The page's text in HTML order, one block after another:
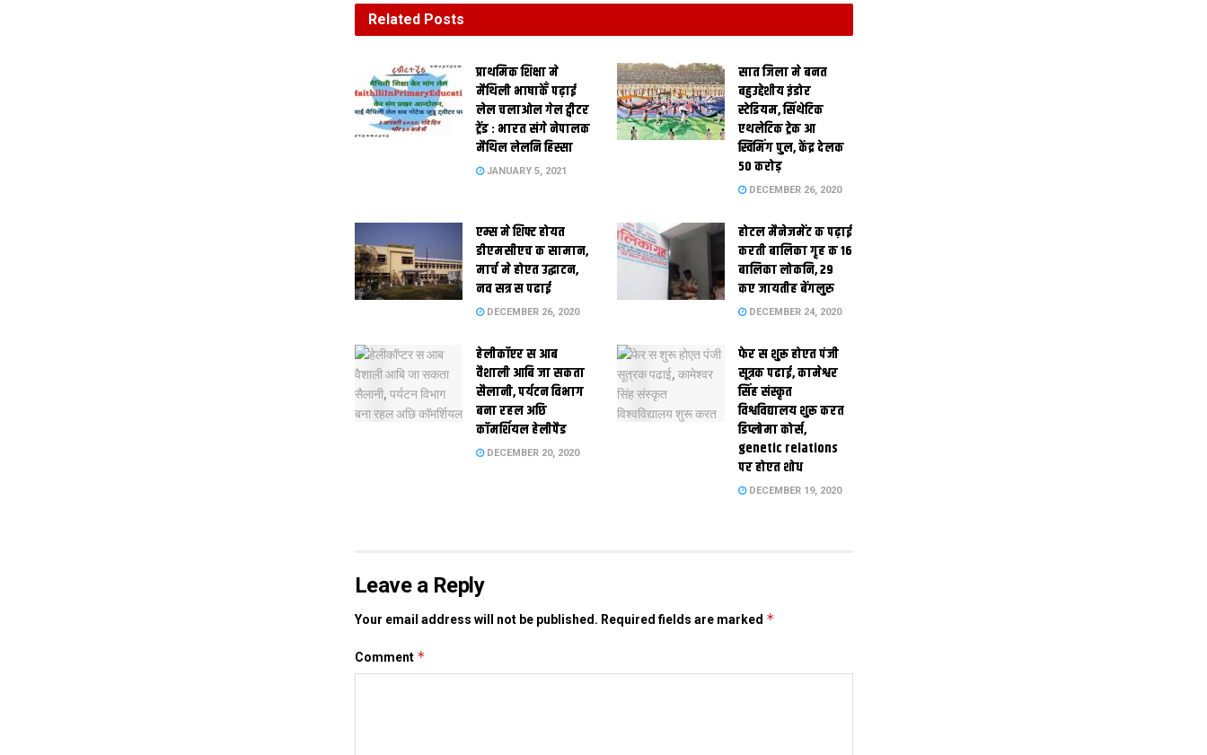
Related Posts
प्राथमिक शि‍क्षा मे
मैथि‍ली भाषाकेँ पढ़ाई
लेल चलाओल गेल ट्वीटर
ट्रेंड : भारत संगे नेपालक
मैथिल लेलनि हिस्सा
JANUARY 5, 2021
सात जिला मे बनत
बहुउद्देशीय इंडोर
स्‍टेडि‍यम, सिंथेटिक
एथलेटिक ट्रेक आ
स्विमिंग पुल, केंद्र देलक
50 करोड़
DECEMBER 26, 2020
एम्स मे शिफ्ट होयत
डीएमसीएच क सामान,
मार्च मे होएत उद्घाटन,
नव सत्र स पढाई
DECEMBER 26, 2020
होटल मैनेजमेंट क पढ़ाई
करती बालिका गृह क 16
बालिका लोकनि, 29
कए जायतीह बेंगलुरु
DECEMBER 24, 2020
हेलीकॉप्टर स आब
वैशाली आबि जा सकता
सैलानी, पर्यटन विभाग
बना रहल अछि
कॉमर्शियल हेलीपैड
DECEMBER 20, 2020
फेर स शुरू होएत पंजी
सूत्रक पढाई, कामेश्वर
सिंह संस्कृत
विश्वविद्यालय शुरू करत
डिप्लोमा कोर्स,
genetic relations
पर होएत शोध
DECEMBER 19, 2020
Leave a Reply
Your email address will not be published. Required fields are marked *
Comment *